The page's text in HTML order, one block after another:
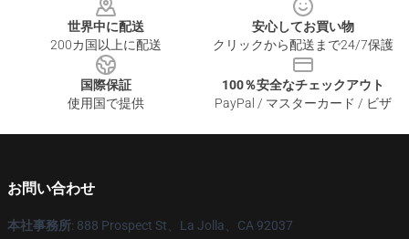
世界中に配送
200カ国以上に配送
安心してお買い物
クリックから配送まで24/7保護
国際保証
使用国で提供
100％安全なチェックアウト
PayPal / マスターカード / ビザ
お問い合わせ
本社事務所: 888 Prospect St、La Jolla、CA 92037